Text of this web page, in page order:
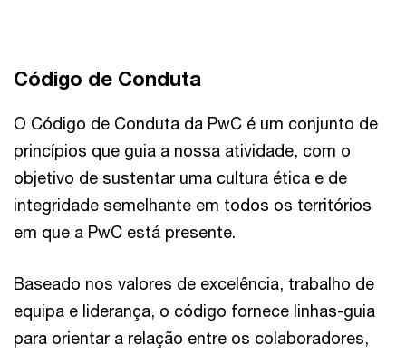
Código de Conduta
O Código de Conduta da PwC é um conjunto de
princípios que guia a nossa atividade, com o
objetivo de sustentar uma cultura ética e de
integridade semelhante em todos os territórios
em que a PwC está presente.
Baseado nos valores de excelência, trabalho de
equipa e liderança, o código fornece linhas-guia
para orientar a relação entre os colaboradores,